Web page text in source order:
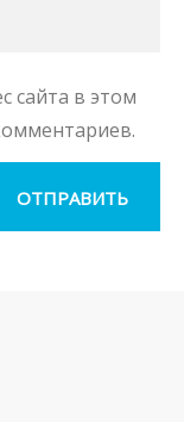
сайта в этом